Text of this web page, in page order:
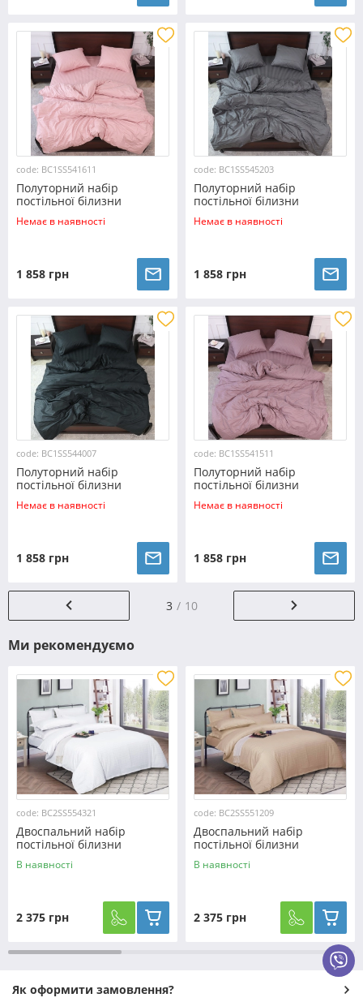
code: BC1SS541611
Полуторний набір
постільної білизни
150*220 з Страйп Сатину
№541611
Немає в наявності
1 858 грн
code: BC1SS545203
Полуторний набір
постільної білизни
150*220 з Страйп Сатину
№545203
Немає в наявності
1 858 грн
code: BC1SS544007
Полуторний набір
постільної білизни
150*220 з Страйп Сатину
№544007
Немає в наявності
1 858 грн
code: BC1SS541511
Полуторний набір
постільної білизни
150*220 з Страйп Сатину
№541511
Немає в наявності
1 858 грн
3 10
Ми рекомендуємо
code: BC2SS554321
Двоспальний набір
постільної білизни
180*220 з Страйп Сатину з
простирадлом на резинці
В наявності
2 375 грн
code: BC2SS551209
Двоспальний набір
постільної білизни
180*220 з Страйп Сатину з
простирадлом на резинці
В наявності
2 375 грн
Як оформити замовлення?